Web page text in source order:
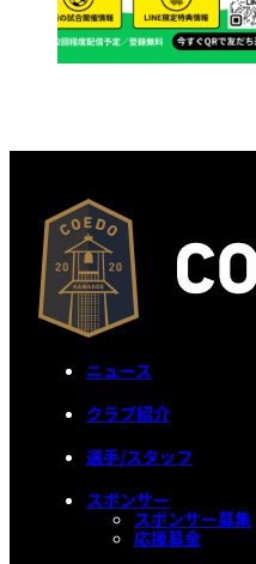
ニュース
クラブ紹介
選手/スタッフ
スポンサー
スポンサー募集
応援募金